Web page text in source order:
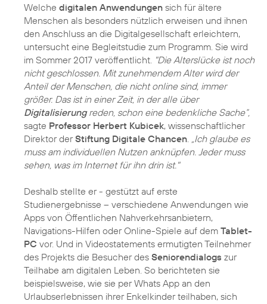
Welche digitalen Anwendungen sich für ältere
Menschen als besonders nützlich erweisen und ihnen
den Anschluss an die Digitalgesellschaft erleichtern,
untersucht eine Begleitstudie zum Programm. Sie wird
im Sommer 2017 veröffentlicht. "Die Alterslücke ist noch
nicht geschlossen. Mit zunehmendem Alter wird der
Anteil der Menschen, die nicht online sind, immer
größer. Das ist in einer Zeit, in der alle über
Digitalisierungreden, schon eine bedenkliche Sache“,
sagte Professor Herbert Kubicek, wissenschaftlicher
Direktor derStiftung Digitale Chancen
„Ich glaube es
muss am individuellen Nutzen anknüpfen. Jeder muss
sehen, was im Internet für ihn drin ist."
Deshalb stellte er - gestützt auf erste
Studienergebnisse – verschiedene Anwendungen wie
Apps von Öffentlichen Nahverkehrsanbietern,
Navigations-Hilfen oder Online-Spiele auf dem Tablet-
PC vor. Und in Videostatements ermutigten Teilnehmer
des Projekts die Besucher des Seniorendialogs zur
Teilhabe am digitalen Leben. So berichteten sie
beispielsweise, wie sie per Whats App an den
Urlaubserlebnissen ihrer Enkelkinder teilhaben, sich